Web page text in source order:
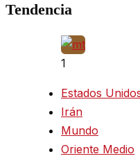
Tendencia
1
Estados
Irán
Mundo
Oriente Medio